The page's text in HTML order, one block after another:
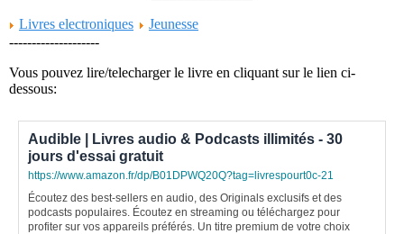
Livres electroniques
Jeunesse
--------------------
Vous pouvez lire/telecharger le livre en cliquant sur le lien ci-
dessous:
Audible | Livres audio & Podcasts illimités - 30
jours d'essai gratuit
https://www.amazon.fr/dp/B01DPWQ20Q?tag=livrespourt0c-21
Écoutez des best-sellers en audio, des Originals exclusifs et des
podcasts populaires. Écoutez en streaming ou téléchargez pour
profiter sur vos appareils préférés. Un titre premium de votre choix